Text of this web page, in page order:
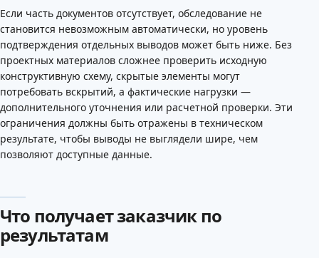
Если часть документов отсутствует, обследование не
становится невозможным автоматически, но уровень
подтверждения отдельных выводов может быть ниже. Без
проектных материалов сложнее проверить исходную
конструктивную схему, скрытые элементы могут
потребовать вскрытий, а фактические нагрузки —
дополнительного уточнения или расчетной проверки. Эти
ограничения должны быть отражены в техническом
результате, чтобы выводы не выглядели шире, чем
позволяют доступные данные.
Что получает заказчик по
результатам